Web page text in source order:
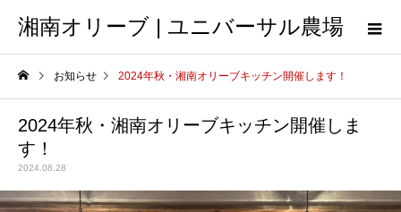
湘南オリーブ | ユニバーサル農場
お知らせ 2024年秋・湘南オリーブキッチン開催します！
2024年秋・湘南オリーブキッチン開催しま
す！
2024.08.28